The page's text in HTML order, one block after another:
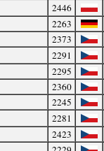
2446
2263
2373
2291
2295
2360
2245
2281
2423